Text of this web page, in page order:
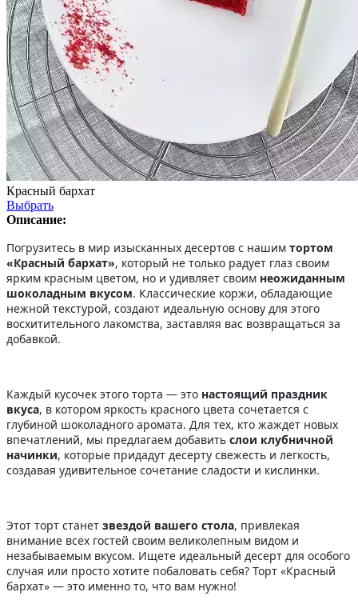
Красный бархат
Выбрать
Описание:
Погрузитесь в мир изысканных десертов с нашим тортом
«Красный бархат», который не только радует глаз своим
ярким красным цветом, но и удивляет своим неожиданным
шоколадным вкусом. Классические коржи, обладающие
нежной текстурой, создают идеальную основу для этого
восхитительного лакомства, заставляя вас возвращаться за
добавкой.
Каждый кусочек этого торта — это настоящий праздник
вкуса, в котором яркость красного цвета сочетается с
глубиной шоколадного аромата. Для тех, кто жаждет новых
впечатлений, мы предлагаем добавить слои клубничной
начинки, которые придадут десерту свежесть и легкость,
создавая удивительное сочетание сладости и кислинки.
Этот торт станет звездой вашего стола, привлекая
внимание всех гостей своим великолепным видом и
незабываемым вкусом. Ищете идеальный десерт для особого
случая или просто хотите побаловать себя? Торт «Красный
бархат» — это именно то, что вам нужно!